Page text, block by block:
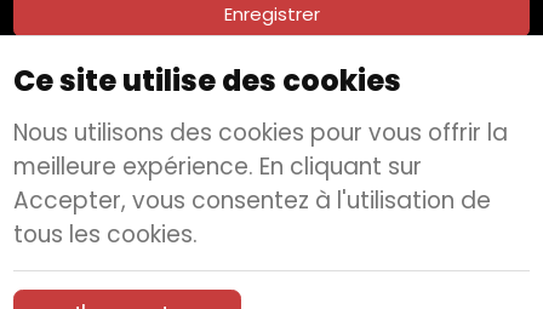
Enregistrer
© 2026 Wanderbeds Tourism
Terms & conditions
Privacy policy
Documents
Suivez-nous sur :
Ce site utilise des cookies
Nous utilisons des cookies pour vous offrir la
meilleure expérience. En cliquant sur
Accepter, vous consentez à l'utilisation de
tous les cookies.